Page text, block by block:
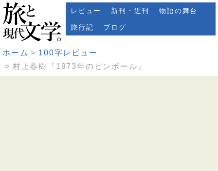
レビュー 新刊・近刊 物語の舞台
旅行記 ブログ
ホーム
100字レビュー
村上春樹『1973年のピンボール』